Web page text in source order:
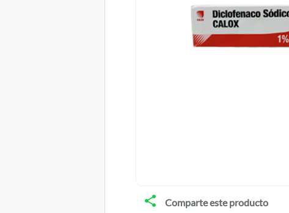
Comparte este producto